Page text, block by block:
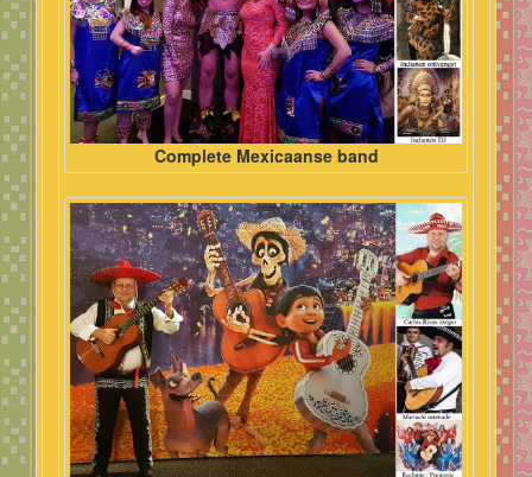
Complete Mexicaanse band